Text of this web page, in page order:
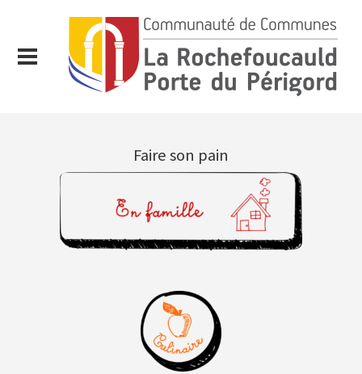
Faire son pain